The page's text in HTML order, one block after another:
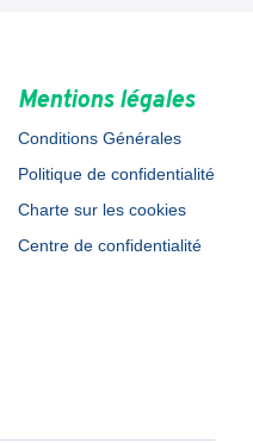
Mentions légales
Conditions Générales
Politique de confidentialité
Charte sur les cookies
Centre de confidentialité